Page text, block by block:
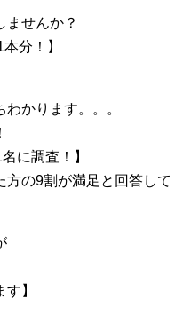
ませんか？
分！】
かります。。。
に調査！】
の9割が満足と回答して
】